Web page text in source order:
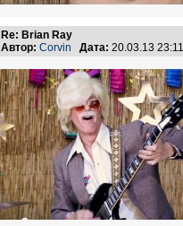
Re: Brian Ray
Автор: Corvin Дата: 20.03.13